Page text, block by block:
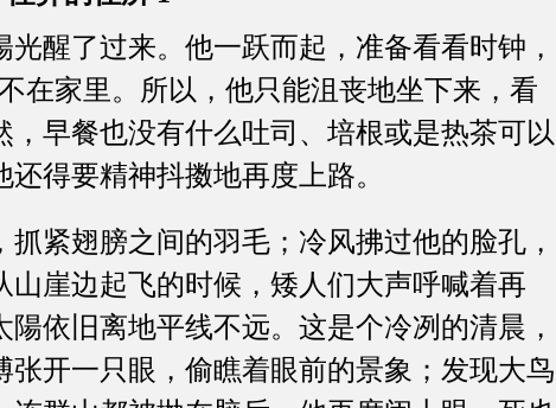
了过来。他一跃而起，准备看看时钟，
在家里。所以，他只能沮丧地坐下来，看
早餐也没有什么吐司、培根或是热茶可以
得要精神抖擞地再度上路。
翅膀之间的羽毛；冷风拂过他的脸孔，
崖边起飞的时候，矮人们大声呼喊着再
依旧离地平线不远。这是个冷冽的清晨，
开一只眼，偷瞧着眼前的景象；发现大鸟